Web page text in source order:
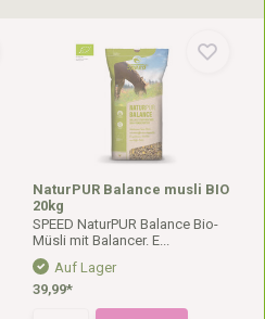
NaturPUR Balance musli BIO
20kg
SPEED NaturPUR Balance Bio-
Müsli mit Balancer. E...
Auf Lager
39,99*